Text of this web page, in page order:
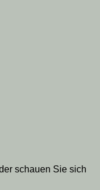
schauen Sie sich